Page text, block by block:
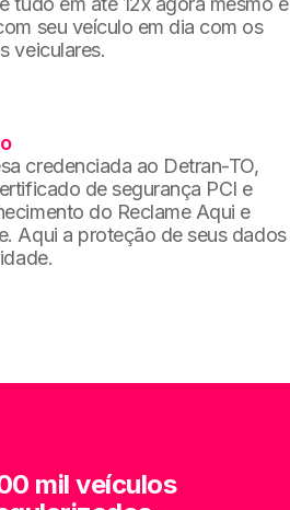
seu veículo em dia com os
veiculares.
credenciada ao Detran-TO,
de segurança PCI e
do Reclame Aqui e
Aqui a proteção de seus dados
mil veículos